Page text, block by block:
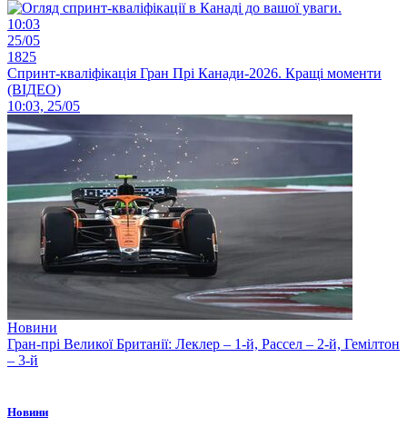
10:03
25/05
1825
Спринт-кваліфікація Гран Прі Канади-2026. Кращі моменти
(ВІДЕО)
10:03, 25/05
Новини
Гран-прі Великої Британії: Леклер – 1-й, Рассел – 2-й, Гемілтон
– 3-й
Новини